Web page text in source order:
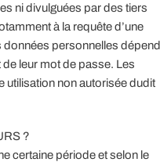
ni divulguées par des tiers
à la requête d’une
données personnelles dépend
leur mot de passe. Les
utilisation non autorisée dudit
?
certaine période et selon le